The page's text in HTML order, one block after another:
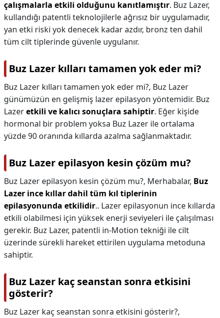
çalışmalarla etkili olduğunu kanıtlamıştır. Buz Lazer,
kullandığı patentli teknolojilerle ağrısız bir uygulamadır,
yan etki riski yok denecek kadar azdır, bronz ten dahil
tüm cilt tiplerinde güvenle uygulanır.
Buz Lazer kılları tamamen yok eder mi?
Buz Lazer kılları tamamen yok eder mi?, Buz Lazer
günümüzün en gelişmiş lazer epilasyon yöntemidir. Buz
Lazeretkili ve kalıcı sonuçlara sahiptir. Eğer kişide
hormonal bir problem yoksa Buz Lazer ile ortalama
yüzde 90 oranında kıllarda azalma sağlanmaktadır.
Buz Lazer epilasyon kesin çözüm mu?
Buz Lazer epilasyon kesin çözüm mu?, Merhabalar, Buz
Lazer ince kıllar dahil tüm kıl tiplerinin
epilasyonunda etkilidir.. Lazer epilasyonun ince kıllarda
etkili olabilmesi için yüksek enerji seviyeleri ile çalışılması
gerekir. Buz Lazer, patentli in-Motion tekniği ile cilt
üzerinde sürekli hareket ettirilen uygulama metoduna
sahiptir.
Buz Lazer kaç seanstan sonra etkisini
gösterir?
Buz Lazer kaç seanstan sonra etkisini gösterir?,